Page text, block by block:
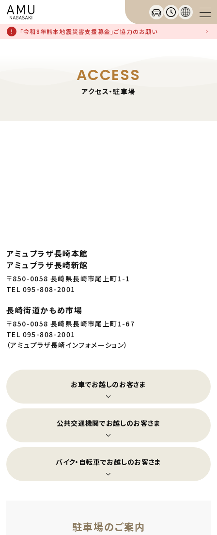
「令和8年熊本地震災害支援募金」ご協力のお願い
ACCESS
アクセス・駐車場
アミュプラザ長崎本館
アミュプラザ長崎新館
〒850-0058 長崎県長崎市尾上町1-1
TEL 095-808-2001
長崎街道かもめ市場
〒850-0058 長崎県長崎市尾上町1-67
TEL 095-808-2001
（アミュプラザ長崎インフォメーション）
お車でお越しのお客さま
公共交通機関でお越しのお客さま
バイク・自転車でお越しのお客さま
駐車場のご案内